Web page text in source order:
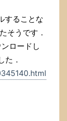
することな
そうです．
ロードし
た．